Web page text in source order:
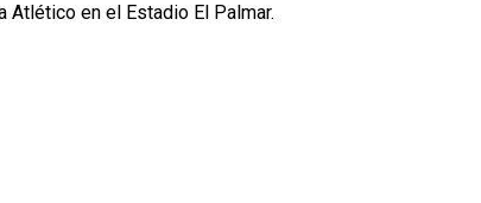
en el Estadio El Palmar.